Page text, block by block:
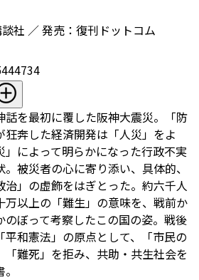
社 ／ 発売：復刊ドットコム
話を最初に覆した阪神大震災。「防
狂奔した経済開発は「人災」をよ
」によって明らかになった行政不実
被災者の心に寄り添い、具体的、
治」の虚飾をはぎとった。約六千人
万以上の「難生」の意味を、戦前か
のぼって考察したこの国の姿。戦後
平和憲法」の原点として、「市民の
「難死」を拒み、共助・共生社会を